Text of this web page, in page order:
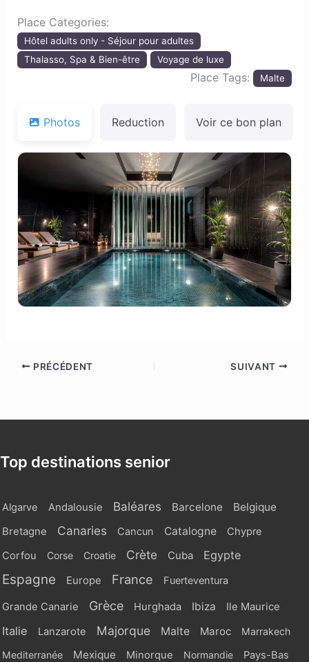
Place Categories:
Hôtel adults only - Séjour pour adultes
Thalasso, Spa & Bien-être
Voyage de luxe
Place Tags: Malte
Photos Reduction Voir ce bon plan
PRÉCÉDENT SUIVANT
Top destinations senior
Algarve Andalousie Baléares Barcelone Belgique
Bretagne Canaries Cancun Catalogne
Chypre
Corfou
Corse Croatie Crète Cuba Egypte
Espagne Europe France Fuerteventura
Grande Canarie Grèce Hurghada Ibiza Ile Maurice
Italie Lanzarote Majorque Malte Maroc
Marrakech
Mediterranée
Mexique Minorque Normandie Pays-Bas